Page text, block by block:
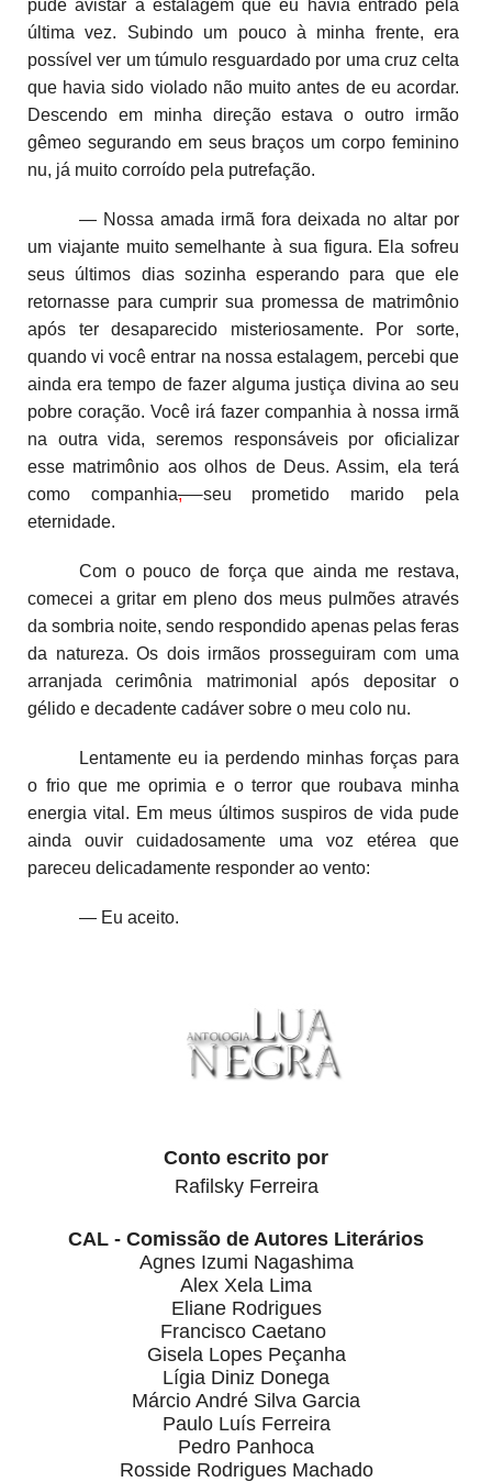
pude avistar a estalagem que eu havia entrado pela
última vez. Subindo um pouco à minha frente, era
possível ver um túmulo resguardado por uma cruz celta
que havia sido violado não muito antes de eu acordar.
Descendo em minha direção estava o outro irmão
gêmeo segurando em seus braços um corpo feminino
nu, já muito corroído pela putrefação.
— Nossa amada irmã fora deixada no altar por
um viajante muito semelhante à sua figura. Ela sofreu
seus últimos dias sozinha esperando para que ele
retornasse para cumprir sua promessa de matrimônio
após ter desaparecido misteriosamente. Por sorte,
quando vi você entrar na nossa estalagem, percebi que
ainda era tempo de fazer alguma justiça divina ao seu
pobre coração. Você irá fazer companhia à nossa irmã
na outra vida, seremos responsáveis por oficializar
esse matrimônio aos olhos de Deus. Assim, ela terá
como companhia,seu prometido marido pela
eternidade.
Com o pouco de força que ainda me restava,
comecei a gritar em pleno dos meus pulmões através
da sombria noite, sendo respondido apenas pelas feras
da natureza. Os dois irmãos prosseguiram com uma
arranjada cerimônia matrimonial após depositar o
gélido e decadente cadáver sobre o meu colo nu.
Lentamente eu ia perdendo minhas forças para
o frio que me oprimia e o terror que roubava minha
energia vital. Em meus últimos suspiros de vida pude
ainda ouvir cuidadosamente uma voz etérea que
pareceu delicadamente responder ao vento:
— Eu aceito.
Conto escrito por
Rafilsky Ferreira
CAL - Comissão de Autores Literários
Agnes Izumi Nagashima
Alex Xela Lima
Eliane Rodrigues
Francisco Caetano
Gisela Lopes Peçanha
Lígia Diniz Donega
Márcio André Silva Garcia
Paulo Luís Ferreira
Pedro Panhoca
Rosside Rodrigues Machado